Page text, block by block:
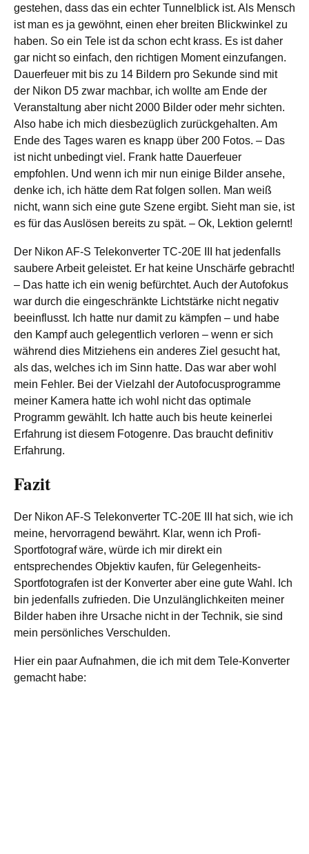
gestehen, dass das ein echter Tunnelblick ist. Als Mensch
ist man es ja gewöhnt, einen eher breiten Blickwinkel zu
haben. So ein Tele ist da schon echt krass. Es ist daher
gar nicht so einfach, den richtigen Moment einzufangen.
Dauerfeuer mit bis zu 14 Bildern pro Sekunde sind mit
der Nikon D5 zwar machbar, ich wollte am Ende der
Veranstaltung aber nicht 2000 Bilder oder mehr sichten.
Also habe ich mich diesbezüglich zurückgehalten. Am
Ende des Tages waren es knapp über 200 Fotos. – Das
ist nicht unbedingt viel. Frank hatte Dauerfeuer
empfohlen. Und wenn ich mir nun einige Bilder ansehe,
denke ich, ich hätte dem Rat folgen sollen. Man weiß
nicht, wann sich eine gute Szene ergibt. Sieht man sie, ist
es für das Auslösen bereits zu spät. – Ok, Lektion gelernt!
Der Nikon AF-S Telekonverter TC-20E III hat jedenfalls
saubere Arbeit geleistet. Er hat keine Unschärfe gebracht!
– Das hatte ich ein wenig befürchtet. Auch der Autofokus
war durch die eingeschränkte Lichtstärke nicht negativ
beeinflusst. Ich hatte nur damit zu kämpfen – und habe
den Kampf auch gelegentlich verloren – wenn er sich
während dies Mitziehens ein anderes Ziel gesucht hat,
als das, welches ich im Sinn hatte. Das war aber wohl
mein Fehler. Bei der Vielzahl der Autofocusprogramme
meiner Kamera hatte ich wohl nicht das optimale
Programm gewählt. Ich hatte auch bis heute keinerlei
Erfahrung ist diesem Fotogenre. Das braucht definitiv
Erfahrung.
Fazit
Der Nikon AF-S Telekonverter TC-20E III hat sich, wie ich
meine, hervorragend bewährt. Klar, wenn ich Profi-
Sportfotograf wäre, würde ich mir direkt ein
entsprechendes Objektiv kaufen, für Gelegenheits-
Sportfotografen ist der Konverter aber eine gute Wahl. Ich
bin jedenfalls zufrieden. Die Unzulänglichkeiten meiner
Bilder haben ihre Ursache nicht in der Technik, sie sind
mein persönliches Verschulden.
Hier ein paar Aufnahmen, die ich mit dem Tele-Konverter
gemacht habe: